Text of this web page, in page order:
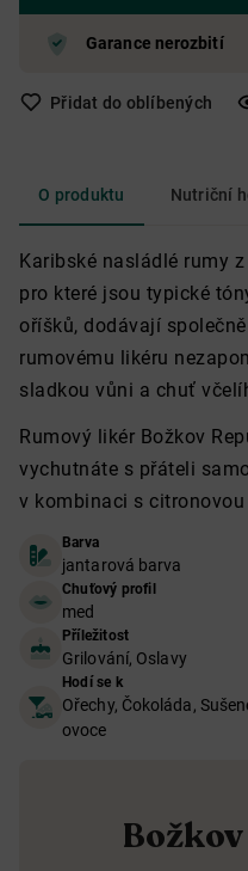
Garance nerozbití
Přidat do oblíbených
O produktu Nutriční
Karibské nasládlé rumy
pro které jsou typické
oříšků, dodávají
rumovému likéru
sladkou vůni a chuť
Rumový likér Božkov
vychutnáte s přáteli
v kombinaci s
Barva
jantarová barva
Chuťový profil
med
Příležitost
Grilování, Oslavy
Hodí se k
Ořechy, Čokoláda,
ovoce